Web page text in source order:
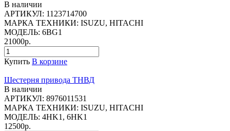
В наличии
АРТИКУЛ: 1123714700
МАРКА ТЕХНИКИ: ISUZU, HITACHI
МОДЕЛЬ: 6BG1
21000р.
Купить В корзине
Шестерня привода ТНВД
В наличии
АРТИКУЛ: 8976011531
МАРКА ТЕХНИКИ: ISUZU, HITACHI
МОДЕЛЬ: 4HK1, 6HK1
12500р.